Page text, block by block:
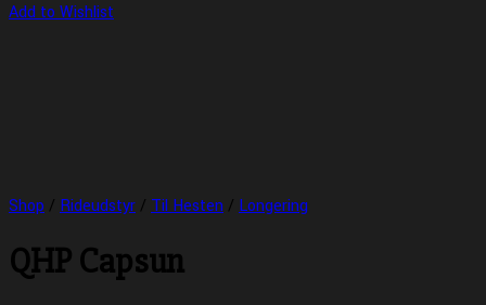
Add to Wishlist
Shop / Rideudstyr / Til Hesten / Longering
QHP Capsun